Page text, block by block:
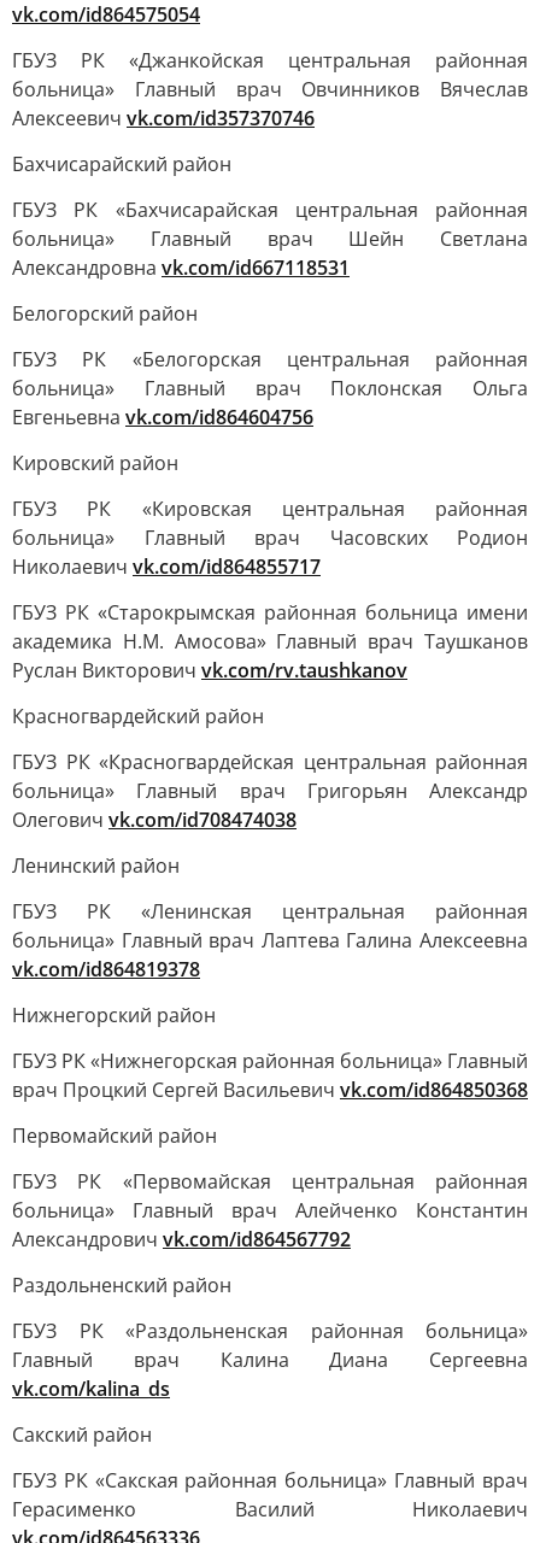
vk.com/id864575054
ГБУЗ РК «Джанкойская центральная районная
больница» Главный врач Овчинников Вячеслав
Алексеевич vk.com/id357370746
Бахчисарайский район
ГБУЗ РК «Бахчисарайская центральная районная
больница» Главный врач Шейн Светлана
Александровна vk.com/id667118531
Белогорский район
ГБУЗ РК «Белогорская центральная районная
больница» Главный врач Поклонская Ольга
Евгеньевна vk.com/id864604756
Кировский район
ГБУЗ РК «Кировская центральная районная
больница» Главный врач Часовских Родион
Николаевич vk.com/id864855717
ГБУЗ РК «Старокрымская районная больница имени
академика Н.М. Амосова» Главный врач Таушканов
Руслан Викторович vk.com/rv.taushkanov
Красногвардейский район
ГБУЗ РК «Красногвардейская центральная районная
больница» Главный врач Григорьян Александр
Олегович vk.com/id708474038
Ленинский район
ГБУЗ РК «Ленинская центральная районная
больница» Главный врач Лаптева Галина Алексеевна
vk.com/id864819378
Нижнегорский район
ГБУЗ РК «Нижнегорская районная больница» Главный
врач Процкий Сергей Васильевич vk.com/id864850368
Первомайский район
ГБУЗ РК «Первомайская центральная районная
больница» Главный врач Алейченко Константин
Александрович vk.com/id864567792
Раздольненский район
ГБУЗ РК «Раздольненская районная больница»
Главный врач Калина Диана Сергеевна
vk.com/kalina_ds
Сакский район
ГБУЗ РК «Сакская районная больница» Главный врач
Герасименко Василий Николаевич